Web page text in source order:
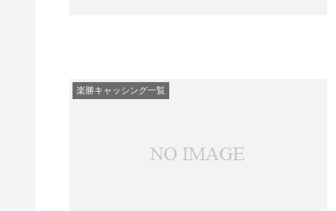
楽勝キャッシング一覧